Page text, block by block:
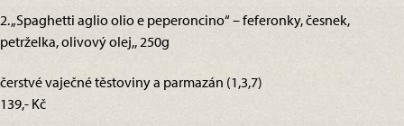
2. „Spaghetti aglio olio e peperoncino“ – feferonky, česnek,
petrželka, olivový olej,, 250g
čerstvé vaječné těstoviny a parmazán (1,3,7)
139,- Kč